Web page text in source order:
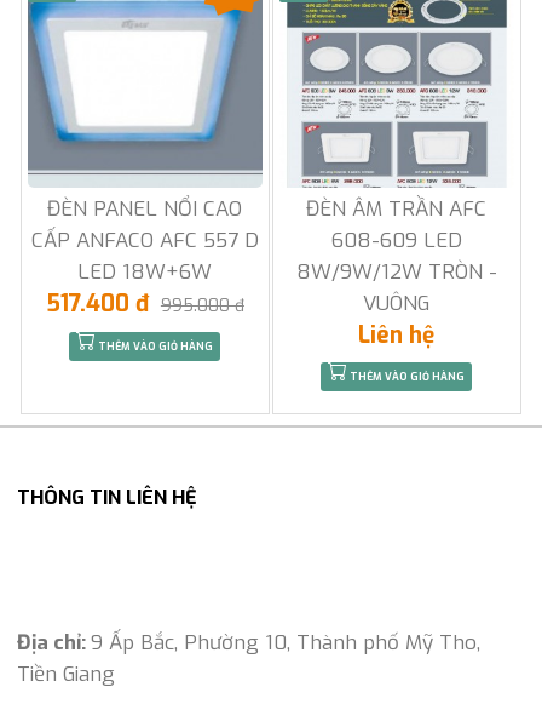
ĐÈN PANEL NỔI CAO
CẤP ANFACO AFC 557 D
LED 18W+6W
517.400 đ 995.000 đ
THÊM VÀO GIỎ HÀNG
ĐÈN ÂM TRẦN AFC
608-609 LED
8W/9W/12W TRÒN -
VUÔNG
Liên hệ
THÊM VÀO GIỎ HÀNG
THÔNG TIN LIÊN HỆ
Địa chỉ:9 Ấp Bắc, Phường 10, Thành phố Mỹ Tho,
Tiền Giang